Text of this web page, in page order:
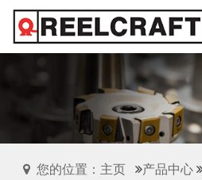
您的位置：主页 产品中心